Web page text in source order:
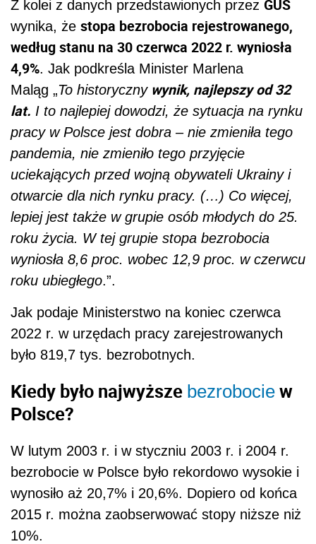
Z kolei z danych przedstawionych przez GUS
wynika, że stopa bezrobocia rejestrowanego,
według stanu na 30 czerwca 2022 r. wyniosła
4,9%. Jak podkreśla Minister Marlena
Maląg „To historycznywynik, najlepszy od 32
lat. I to najlepiej dowodzi, że sytuacja na rynku
pracy w Polsce jest dobra – nie zmieniła tego
pandemia, nie zmieniło tego przyjęcie
uciekających przed wojną obywateli Ukrainy i
otwarcie dla nich rynku pracy. (…) Co więcej,
lepiej jest także w grupie osób młodych do 25.
roku życia. W tej grupie stopa bezrobocia
wyniosła 8,6 proc. wobec 12,9 proc. w czerwcu
roku ubiegłego.”.
Jak podaje Ministerstwo na koniec czerwca
2022 r. w urzędach pracy zarejestrowanych
było 819,7 tys. bezrobotnych.
Kiedy było najwyższe bezrobocie w
Polsce?
W lutym 2003 r. i w styczniu 2003 r. i 2004 r.
bezrobocie w Polsce było rekordowo wysokie i
wynosiło aż 20,7% i 20,6%. Dopiero od końca
2015 r. można zaobserwować stopy niższe niż
10%.